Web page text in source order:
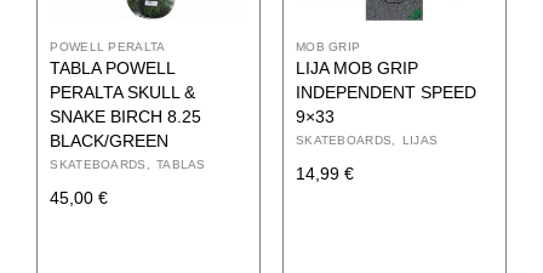
POWELL PERALTA
TABLA POWELL
PERALTA SKULL &
SNAKE BIRCH 8.25
BLACK/GREEN
SKATEBOARDS TABLAS
45,00€
MOB GRIP
LIJA MOB GRIP
INDEPENDENT SPEED
9×33
SKATEBOARDS LIJAS
14,99 €